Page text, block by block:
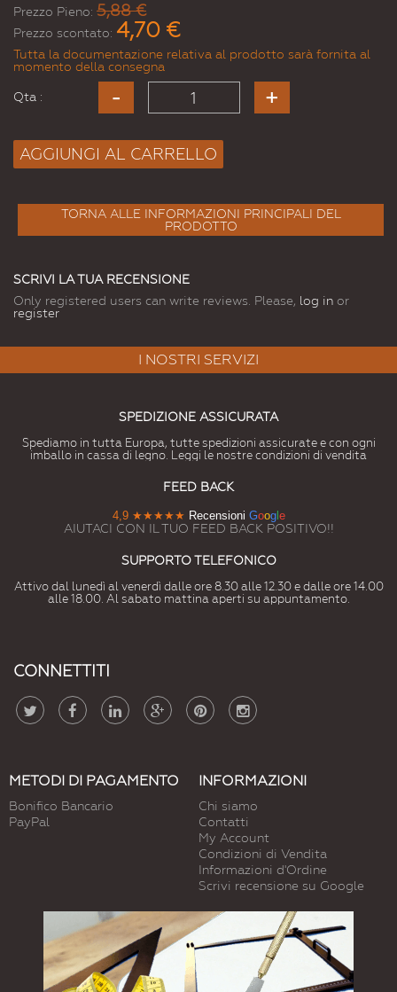
Prezzo Pieno: 5,88 €
Prezzo scontato: 4,70 €
Tutta la documentazione relativa al prodotto sarà fornita al
momento della consegna
Qta :
AGGIUNGI AL CARRELLO
TORNA ALLE INFORMAZIONI PRINCIPALI DEL
PRODOTTO
SCRIVI LA TUA RECENSIONE
Only registered users can write reviews. Please, log in or
register
I NOSTRI SERVIZI
SPEDIZIONE ASSICURATA
Spediamo in tutta Europa, tutte spedizioni assicurate e con ogni
imballo in cassa di legno. Leggi le nostre condizioni di vendita
FEED BACK
4,9 ★★★★★ Recensioni Googl e
AIUTACI CON IL TUO FEED BACK POSITIVO!!
SUPPORTO TELEFONICO
Attivo dal lunedì al venerdì dalle ore 8.30 alle 12.30 e dalle ore 14.00
alle 18.00. Al sabato mattina aperti su appuntamento.
CONNETTITI
METODI DI PAGAMENTO
Bonifico Bancario
PayPal
INFORMAZIONI
Chi siamo
Contatti
My Account
Condizioni di Vendita
Informazioni d'Ordine
Scrivi recensione su Google